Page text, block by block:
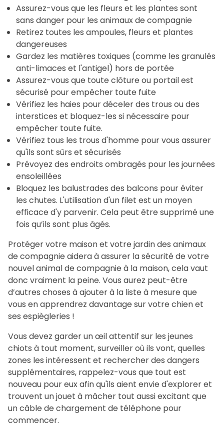
Assurez-vous que les fleurs et les plantes sont
sans danger pour les animaux de compagnie
Retirez toutes les ampoules, fleurs et plantes
dangereuses
Gardez les matières toxiques (comme les granulés
anti-limaces et l'antigel) hors de portée
Assurez-vous que toute clôture ou portail est
sécurisé pour empêcher toute fuite
Vérifiez les haies pour déceler des trous ou des
interstices et bloquez-les si nécessaire pour
empêcher toute fuite.
Vérifiez tous les trous d'homme pour vous assurer
qu'ils sont sûrs et sécurisés
Prévoyez des endroits ombragés pour les journées
ensoleillées
Bloquez les balustrades des balcons pour éviter
les chutes. L'utilisation d'un filet est un moyen
efficace d'y parvenir. Cela peut être supprimé une
fois qu’ils sont plus âgés.
Protéger votre maison et votre jardin des animaux
de compagnie aidera à assurer la sécurité de votre
nouvel animal de compagnie à la maison, cela vaut
donc vraiment la peine. Vous aurez peut-être
d’autres choses à ajouter à la liste à mesure que
vous en apprendrez davantage sur votre chien et
ses espiègleries !
Vous devez garder un œil attentif sur les jeunes
chiots à tout moment, surveiller où ils vont, quelles
zones les intéressent et rechercher des dangers
supplémentaires, rappelez-vous que tout est
nouveau pour eux afin qu'ils aient envie d'explorer et
trouvent un jouet à mâcher tout aussi excitant que
un câble de chargement de téléphone pour
commencer.